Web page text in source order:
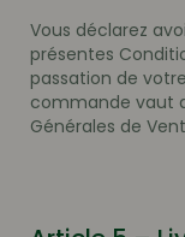
Vous déclarez
présentes
passation de
commande vaut
Générales de